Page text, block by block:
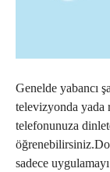
Genelde yabancı
televizyonda yada
telefonunuza
sadece